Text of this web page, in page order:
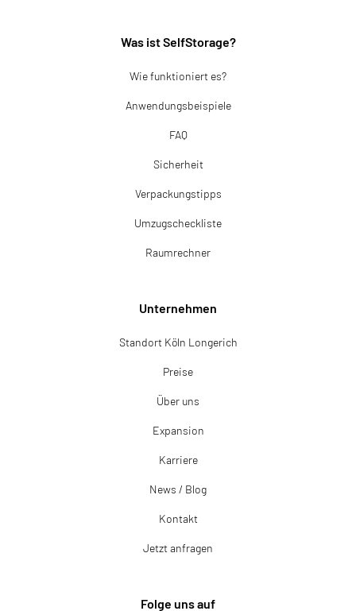
Was ist SelfStorage?
Wie funktioniert es?
Anwendungsbeispiele
FAQ
Sicherheit
Verpackungstipps
Umzugscheckliste
Raumrechner
Unternehmen
Standort Köln Longerich
Preise
Über uns
Expansion
Karriere
News / Blog
Kontakt
Jetzt anfragen
Folge uns auf